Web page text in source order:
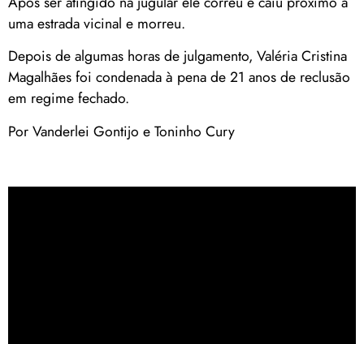
uma estrada vicinal e morreu.
Depois de algumas horas de julgamento, Valéria Cristina
Magalhães foi condenada à pena de 21 anos de reclusão
em regime fechado.
Por Vanderlei Gontijo e Toninho Cury